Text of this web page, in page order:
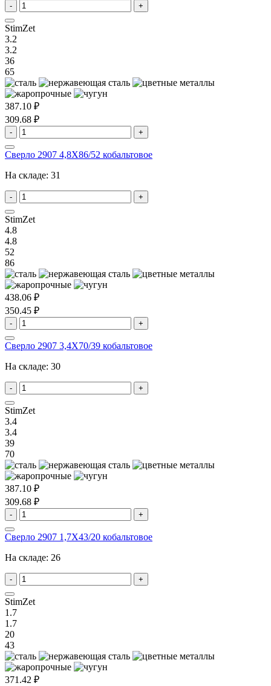
- +
StimZet
3.2
3.2
36
65
387.10 ₽
309.68 ₽
- +
Сверло 2907 4,8X86/52 кобальтовое
На складе: 31
- +
StimZet
4.8
4.8
52
86
438.06 ₽
350.45 ₽
- +
Сверло 2907 3,4X70/39 кобальтовое
На складе: 30
- +
StimZet
3.4
3.4
39
70
387.10 ₽
309.68 ₽
- +
Сверло 2907 1,7X43/20 кобальтовое
На складе: 26
- +
StimZet
1.7
1.7
20
43
371.42 ₽